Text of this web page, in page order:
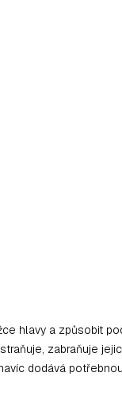
hlavy a způsobit
zabraňuje
dodává